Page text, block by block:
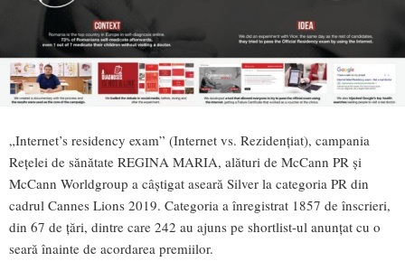
„Internet’s residency exam” (Internet vs. Rezidențiat), campania
Rețelei de sănătate REGINA MARIA, alături de McCann PR și
McCann Worldgroup a câștigat aseară Silver la categoria PR din
cadrul Cannes Lions 2019. Categoria a înregistrat 1857 de înscrieri,
din 67 de țări, dintre care 242 au ajuns pe shortlist-ul anunțat cu o
seară înainte de acordarea premiilor.